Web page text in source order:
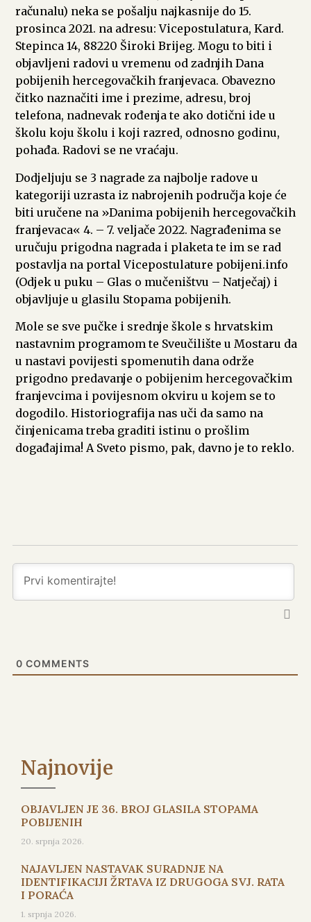
računalu) neka se pošalju najkasnije do 15.
prosinca 2021. na adresu: Vicepostulatura, Kard.
Stepinca 14, 88220 Široki Brijeg. Mogu to biti i
objavljeni radovi u vremenu od zadnjih Dana
pobijenih hercegovačkih franjevaca. Obavezno
čitko naznačiti ime i prezime, adresu, broj
telefona, nadnevak rođenja te ako dotični ide u
školu koju školu i koji razred, odnosno godinu,
pohađa. Radovi se ne vraćaju.
Dodjeljuju se 3 nagrade za najbolje radove u
kategoriji uzrasta iz nabrojenih područja koje će
biti uručene na »Danima pobijenih hercegovačkih
franjevaca« 4. – 7. veljače 2022. Nagrađenima se
uručuju prigodna nagrada i plaketa te im se rad
postavlja na portal Vicepostulature pobijeni.info
(Odjek u puku – Glas o mučeništvu – Natječaj) i
objavljuje u glasilu Stopama pobijenih.
Mole se sve pučke i srednje škole s hrvatskim
nastavnim programom te Sveučilište u Mostaru da
u nastavi povijesti spomenutih dana održe
prigodno predavanje o pobijenim hercegovačkim
franjevcima i povijesnom okviru u kojem se to
dogodilo. Historiografija nas uči da samo na
činjenicama treba graditi istinu o prošlim
događajima! A Sveto pismo, pak, davno je to reklo.
0 COMMENTS
Najnovije
OBJAVLJEN JE 36. BROJ GLASILA STOPAMA
POBIJENIH
20. srpnja 2026.
NAJAVLJEN NASTAVAK SURADNJE NA
IDENTIFIKACIJI ŽRTAVA IZ DRUGOGA SVJ. RATA
I PORAĆA
1. srpnja 2026.